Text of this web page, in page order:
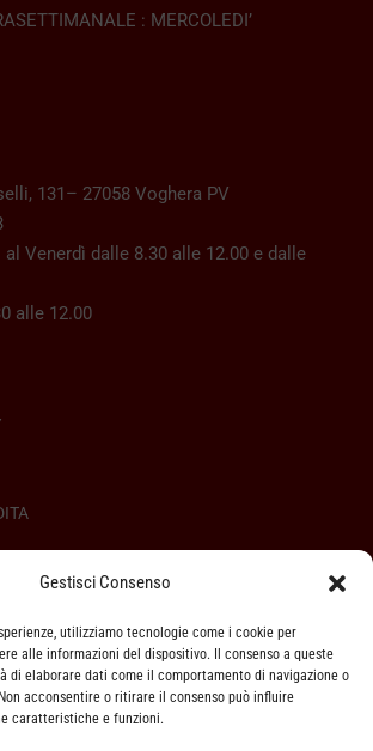
Gestisci Consenso
utilizziamo tecnologie come i cookie per
alle informazioni del dispositivo. Il consenso a queste
di elaborare dati come il comportamento di navigazione o
acconsentire o ritirare il consenso può influire
caratteristiche e funzioni.
: MERCOLEDI’
131– 27058 Voghera PV
al Venerdì dalle 8.30 alle 12.00 e dalle
alle 12.00